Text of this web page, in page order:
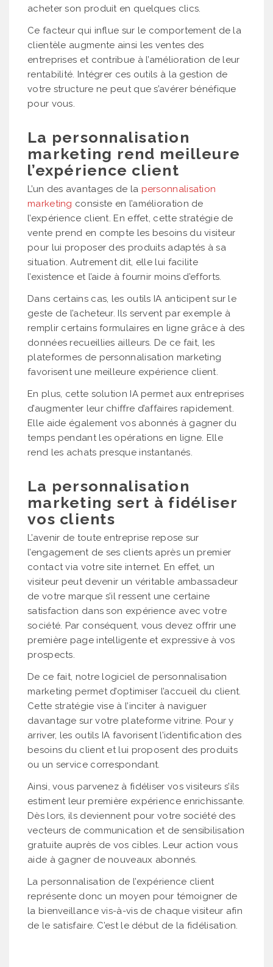
acheter son produit en quelques clics.
Ce facteur qui influe sur le comportement de la
clientèle augmente ainsi les ventes des
entreprises et contribue à l’amélioration de leur
rentabilité. Intégrer ces outils à la gestion de
votre structure ne peut que s’avérer bénéfique
pour vous.
La personnalisation
marketing rend meilleure
l’expérience client
L’un des avantages de la personnalisation
marketing consiste en l’amélioration de
l’expérience client. En effet, cette stratégie de
vente prend en compte les besoins du visiteur
pour lui proposer des produits adaptés à sa
situation. Autrement dit, elle lui facilite
l’existence et l’aide à fournir moins d’efforts.
Dans certains cas, les outils IA anticipent sur le
geste de l’acheteur. Ils servent par exemple à
remplir certains formulaires en ligne grâce à des
données recueillies ailleurs. De ce fait, les
plateformes de personnalisation marketing
favorisent une meilleure expérience client.
En plus, cette solution IA permet aux entreprises
d’augmenter leur chiffre d’affaires rapidement.
Elle aide également vos abonnés à gagner du
temps pendant les opérations en ligne. Elle
rend les achats presque instantanés.
La personnalisation
marketing sert à fidéliser
vos clients
L’avenir de toute entreprise repose sur
l’engagement de ses clients après un premier
contact via votre site internet. En effet, un
visiteur peut devenir un véritable ambassadeur
de votre marque s’il ressent une certaine
satisfaction dans son expérience avec votre
société. Par conséquent, vous devez offrir une
première page intelligente et expressive à vos
prospects.
De ce fait, notre logiciel de personnalisation
marketing permet d’optimiser l’accueil du client.
Cette stratégie vise à l’inciter à naviguer
davantage sur votre plateforme vitrine. Pour y
arriver, les outils IA favorisent l’identification des
besoins du client et lui proposent des produits
ou un service correspondant.
Ainsi, vous parvenez à fidéliser vos visiteurs s’ils
estiment leur première expérience enrichissante.
Dès lors, ils deviennent pour votre société des
vecteurs de communication et de sensibilisation
gratuite auprès de vos cibles. Leur action vous
aide à gagner de nouveaux abonnés.
La personnalisation de l’expérience client
représente donc un moyen pour témoigner de
la bienveillance vis-à-vis de chaque visiteur afin
de le satisfaire. C’est le début de la fidélisation.